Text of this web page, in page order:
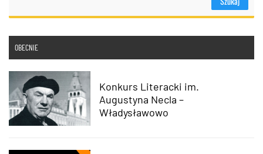
OBECNIE
Konkurs Literacki im.
Augustyna Necla –
Władysławowo